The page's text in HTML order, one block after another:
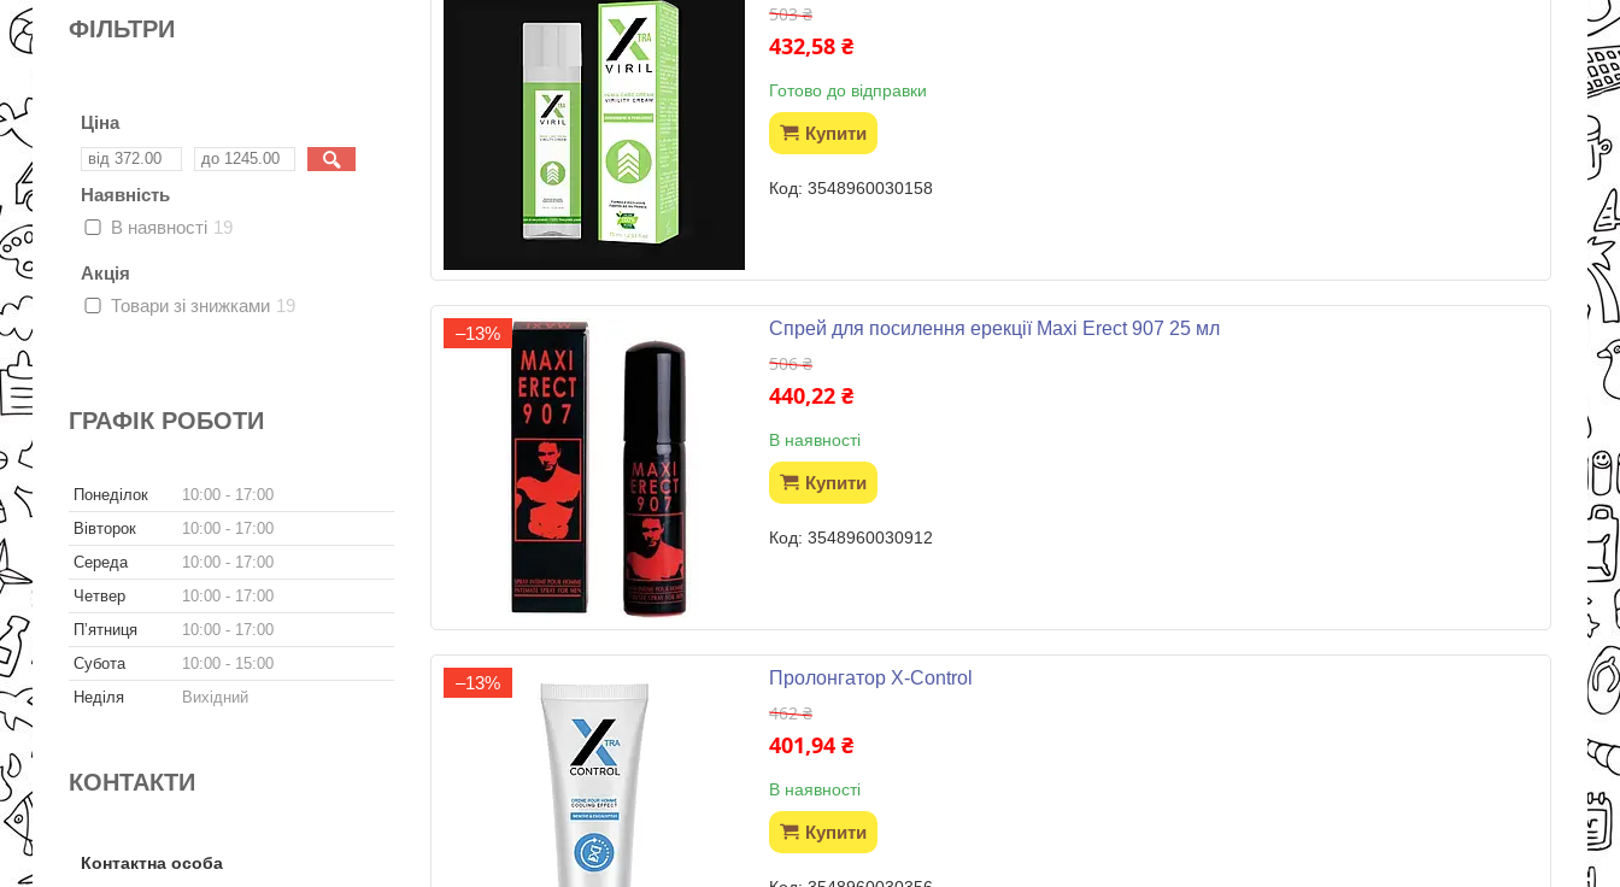
503 ₴
432,58 ₴
Готово до відправки
Купити
3548960030158
–13% Спрей для посилення ерекції Maxi Erect 907 25 мл
506 ₴
440,22 ₴
В наявності
Купити
3548960030912
–13% Пролонгатор X-Control
462 ₴
401,94 ₴
В наявності
Купити
ФІЛЬТРИ
Ціна
Наявність
В наявності 19
Акція
Товари зі знижками 19
ГРАФІК РОБОТИ
Понеділок 10:00
17:00
Вівторок
10:00
17:00
Середа
10:00
17:00
Четвер
10:00
17:00
Пʼятниця
10:00
17:00
Субота
10:00
15:00
Неділя
Вихідний
КОНТАКТИ